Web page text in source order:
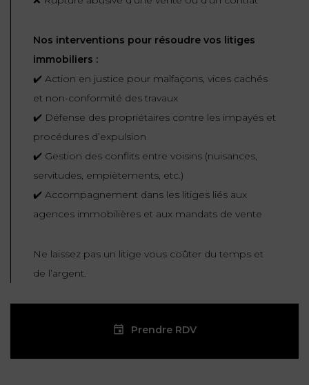
Nos interventions pour résoudre vos litiges
immobiliers :
✔️ Action en justice pour malfaçons, vices cachés
et non-conformité des travaux
✔️ Défense des propriétaires contre les impayés et
procédures d’expulsion
✔️ Gestion des conflits entre voisins (nuisances,
servitudes, empiètements, etc.)
✔️ Accompagnement dans les litiges liés aux
agences immobilières et aux mandats de vente
Ne laissez pas un litige vous coûter du temps et
de l’argent.
Prendre RDV